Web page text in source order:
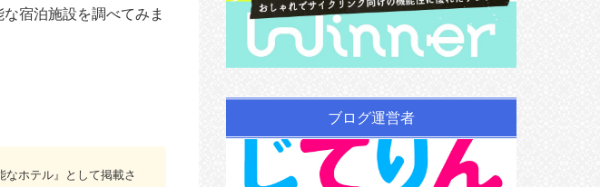
宿泊施設を調べてみま
ホテル』として掲載さ
ブログ運営者